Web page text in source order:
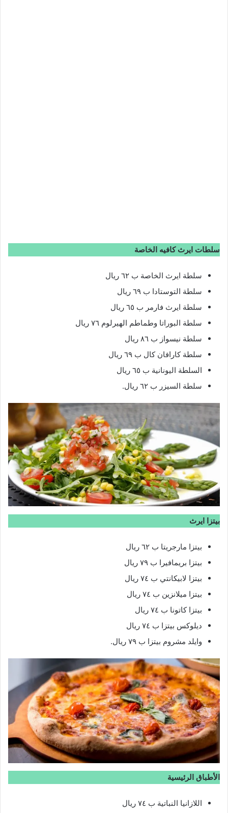
سلطات ايرث كافيه الخاصة
سلطة ايرث الخاصة ب ٦٢ ريال
سلطة التوستادا ب ٦٩ ريال
سلطة ايرث فارمر ب ٦٥ ريال
سلطة البوراتا وطماطم الهيرلوم ٧٦ ريال
سلطة نيسواز ب ٨٦ ريال
سلطة كارافان كال ب ٦٩ ريال
السلطة اليونانية ب ٦٥ ريال
سلطة السيزر ب ٦٢ ريال.
بيتزا ايرث
بيتزا مارجريتا ب ٦٢ ريال
بيتزا بريمافيرا ب ٧٩ ريال
بيتزا لابيكانتي ب ٧٤ ريال
بيتزا ميلانزين ب ٧٤ ريال
بيتزا كاتونا ب ٧٤ ريال
ديلوكس بيتزا ب ٧٤ ريال
وايلد مشروم بيتزا ب ٧٩ ريال.
الأطباق الرئيسية
اللازانيا النباتية ب ٧٤ ريال